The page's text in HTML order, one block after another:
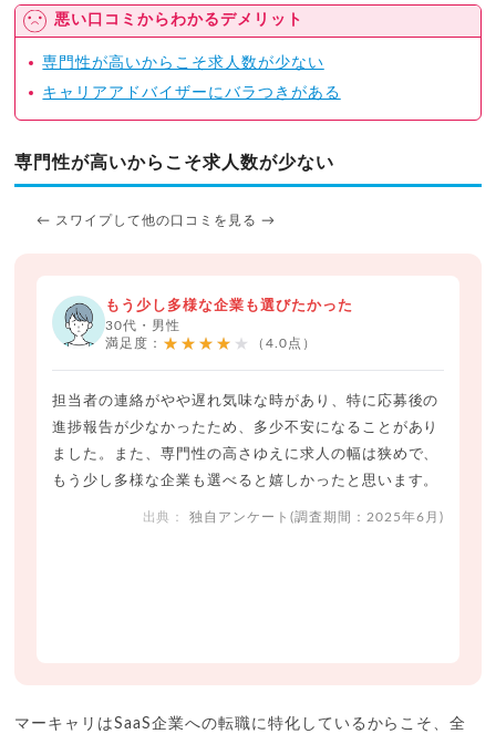
悪い口コミからわかるデメリット
専門性が高いからこそ求人数が少ない
キャリアアドバイザーにバラつきがある
専門性が高いからこそ求人数が少ない
← スワイプして他の口コミを見る →
もう少し多様な企業も選びたかった
30代・男性
満足度： ★★★★★ （4.0点）
担当者の連絡がやや遅れ気味な時があり、特に応募後の
進捗報告が少なかったため、多少不安になることがあり
ました。また、専門性の高さゆえに求人の幅は狭めで、
もう少し多様な企業も選べると嬉しかったと思います。
独自アンケート(調査期間：2025年6月)
マーキャリはSaaS企業への転職に特化しているからこそ、全